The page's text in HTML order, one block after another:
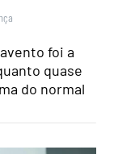
foi a
quase
do normal